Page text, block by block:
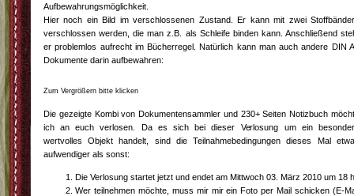
Aufbewahrungsmöglichkeit.
Hier noch ein Bild im verschlossenen Zustand. Er kann mit zwei
verschlossen werden, die man z.B. als Schleife binden kann. Anschließend
er problemlos aufrecht im Bücherregel. Natürlich kann man auch andere DIN
Dokumente darin aufbewahren:
Zum Vergrößern bitte klicken
Die gezeigte Kombi von Dokumentensammler und 230+ Seiten Notizbuch
ich an euch verlosen. Da es sich bei dieser Verlosung um ein
wertvolles Objekt handelt, sind die Teilnahmebedingungen dieses Mal
aufwendiger als sonst:
Die Verlosung startet jetzt und endet am Mittwoch 03. März 2010 um 18 h
Wer teilnehmen möchte, muss mir mir ein Foto per Mail schicken (E-